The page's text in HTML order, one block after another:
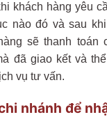
khách hàng yêu
nào đó và sau
sẽ thanh toán
đã giao kết và
vụ tư vấn.
nhánh để